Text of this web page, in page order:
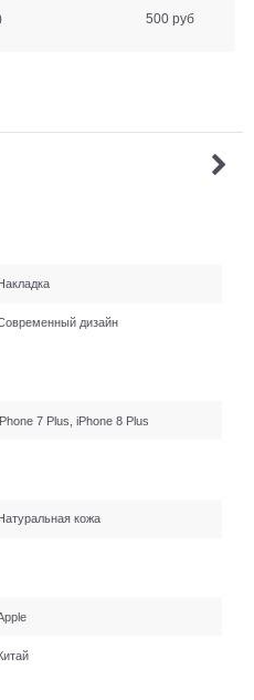
500 руб
дизайн
7 Plus, iPhone 8 Plus
кожа